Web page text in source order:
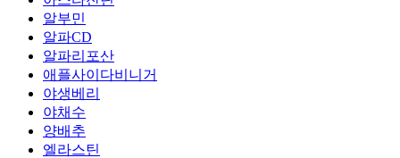
알부민
알파CD
알파리포산
애플사이다비니거
야생베리
야채수
양배추
엘라스틴